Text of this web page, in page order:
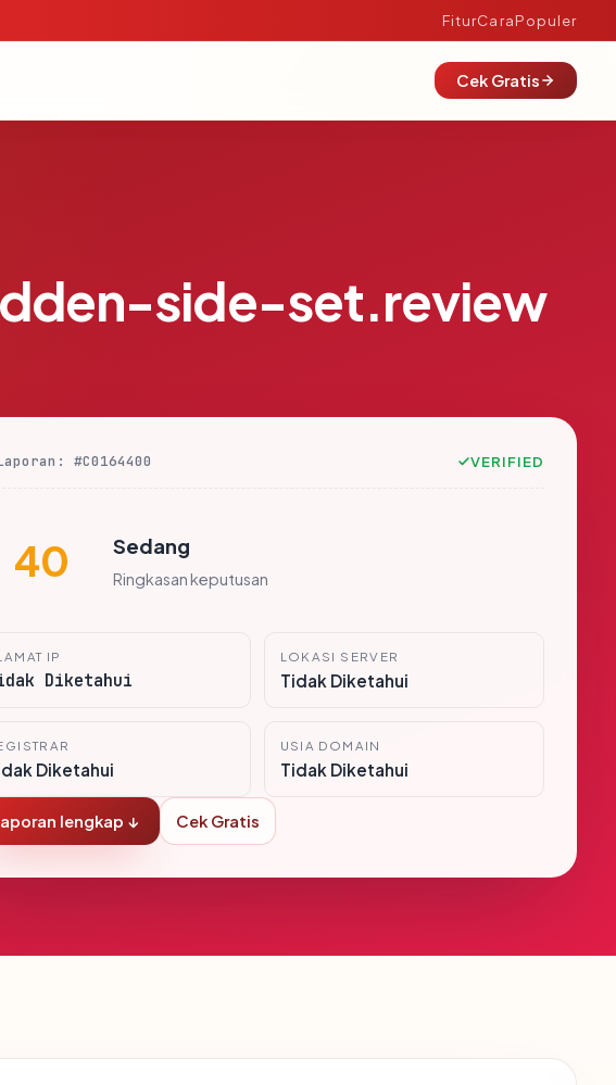
FiturCaraPopuler
Cek Gratis
side-set.review
#C0164400 VERIFIED
40 Sedang
Ringkasan keputusan
IP
Diketahui
LOKASI SERVER
Tidak Diketahui
Diketahui
USIA DOMAIN
Tidak Diketahui
lengkap ↓ Cek Gratis